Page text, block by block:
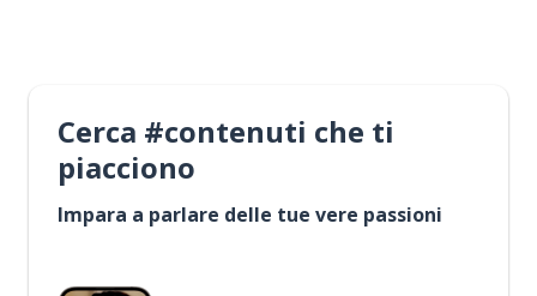
Cerca #contenuti che ti
piacciono
Impara a parlare delle tue vere passioni